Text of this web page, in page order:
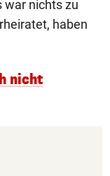
war nichts zu
haben
nicht